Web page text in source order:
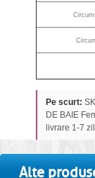
Pe scurt:
DE BAIE
livrare 1-7
Alte